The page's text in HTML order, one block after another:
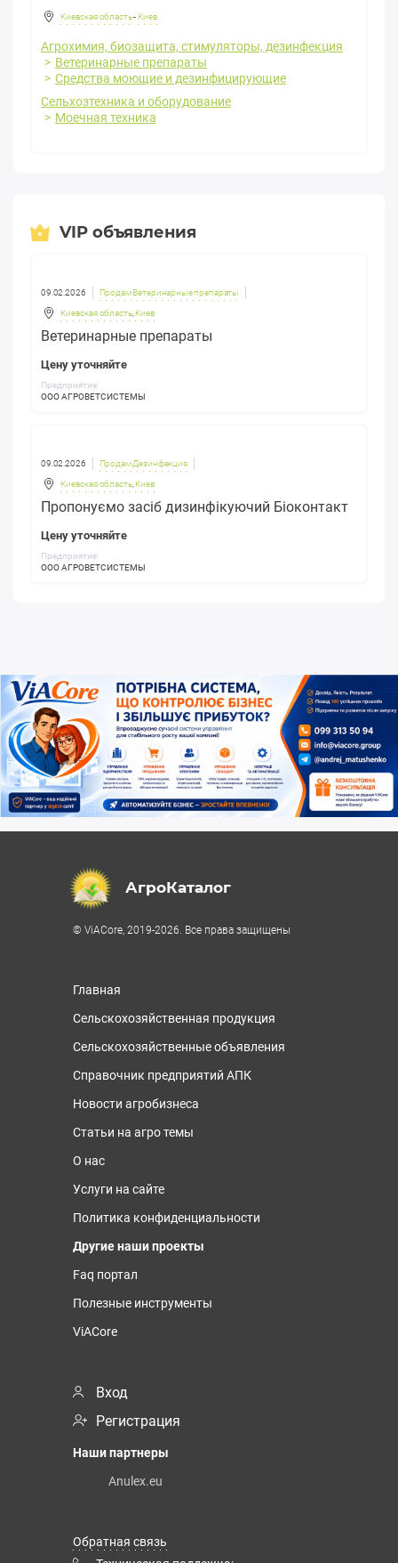
Киевская область- Киев
Агрохимия, биозащита, стимуляторы, дезинфекция
Ветеринарные препараты
Средства моющие и дезинфицирующие
Сельхозтехника и оборудование
Моечная техника
VIP объявления
09.02.2026 Продам Ветеринарные препараты
Киевская область, Киев
Ветеринарные препараты
Цену уточняйте
Предприятие:
ООО АГРОВЕТСИСТЕМЫ
09.02.2026 Продам Дезинфекция
Киевская область, Киев
Пропонуємо засіб дизинфікуючий Біоконтакт
Цену уточняйте
Предприятие:
ООО АГРОВЕТСИСТЕМЫ
АгроКаталог
© ViACore, 2019-2026. Все права защищены
Главная
Сельскохозяйственная продукция
Сельскохозяйственные объявления
Справочник предприятий АПК
Новости агробизнеса
Статьи на агро темы
О нас
Услуги на сайте
Политика конфиденциальности
Другие наши проекты
Faq портал
Полезные инструменты
ViACore
Вход
Регистрация
Наши партнеры
Anulex.eu
Обратная связь